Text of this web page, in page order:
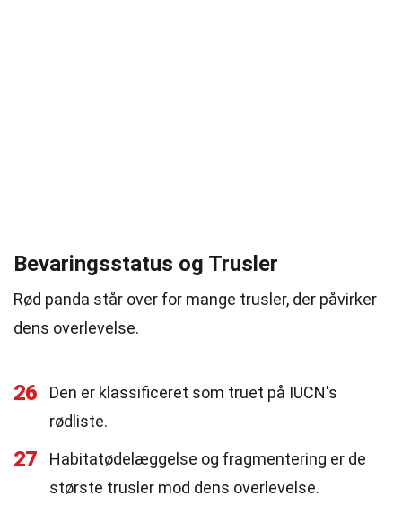
Bevaringsstatus og Trusler
Rød panda står over for mange trusler, der påvirker
dens overlevelse.
26
Den er klassificeret som truet på IUCN's
rødliste.
27
Habitatødelæggelse og fragmentering er de
største trusler mod dens overlevelse.